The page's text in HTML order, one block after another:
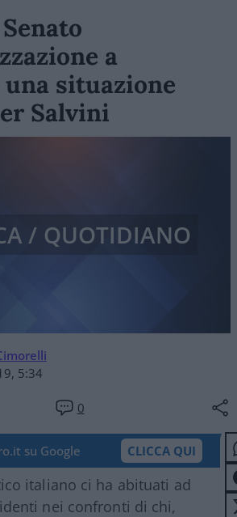
a
situazione
Salvini
5:34
0
/ QUOTIDIANO
su Google CLICCA QUI
italiano ci ha abituati ad
nei confronti di chi,